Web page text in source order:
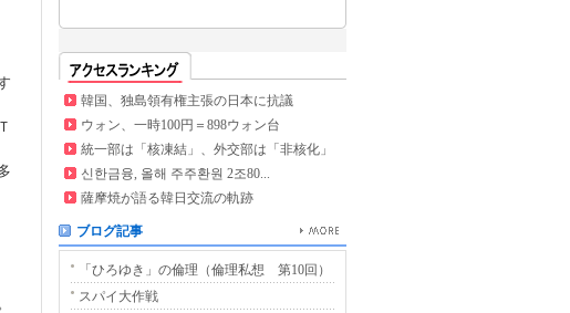
韓国、独島領有権主張の日本に抗議
ウォン、一時100円＝898ウォン台
統一部は「核凍結」、外交部は「非核化」
신한금융, 올해 주주환원 2조80...
薩摩焼が語る韓日交流の軌跡
ブログ記事
「ひろゆき」の倫理（倫理私想 第10回）
スパイ大作戦